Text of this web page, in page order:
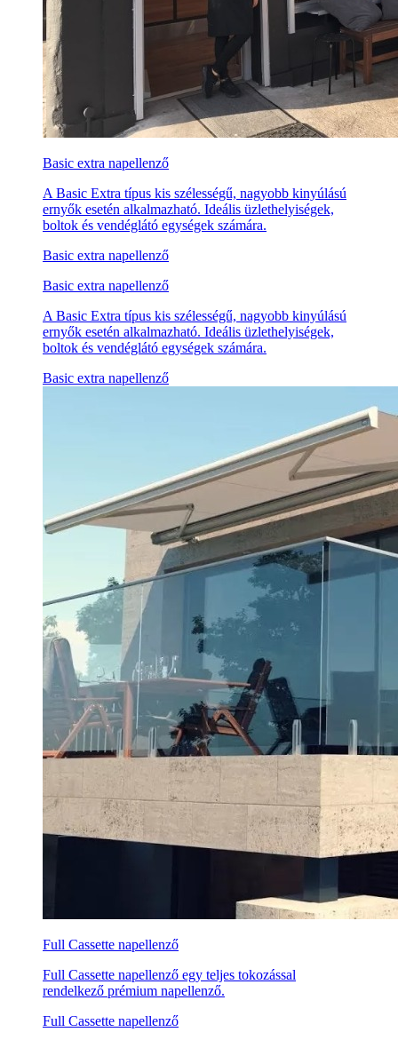
Basic extra napellenző
A Basic Extra típus kis szélességű, nagyobb kinyúlású
ernyők esetén alkalmazható. Ideális üzlethelyiségek,
boltok és vendéglátó egységek számára.
Basic extra napellenző
Basic extra napellenző
A Basic Extra típus kis szélességű, nagyobb kinyúlású
ernyők esetén alkalmazható. Ideális üzlethelyiségek,
boltok és vendéglátó egységek számára.
Basic extra napellenző
Full Cassette napellenző
Full Cassette napellenző egy teljes tokozással
rendelkező prémium napellenző.
Full Cassette napellenző